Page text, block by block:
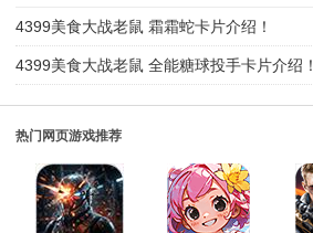
4399美食大战老鼠 霜霜蛇卡片介绍！
4399美食大战老鼠 全能糖球投手卡片介绍！
热门网页游戏推荐